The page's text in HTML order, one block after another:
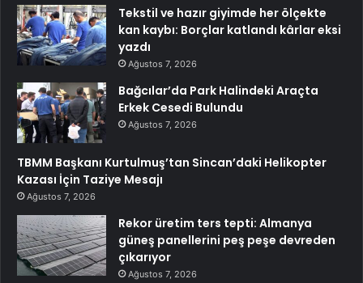
Tekstil ve hazır giyimde her ölçekte
kan kaybı: Borçlar katlandı kârlar eksi
yazdı
Ağustos 7, 2026
Bağcılar’da Park Halindeki Araçta
Erkek Cesedi Bulundu
Ağustos 7, 2026
TBMM Başkanı Kurtulmuş’tan Sincan’daki Helikopter
Kazası İçin Taziye Mesajı
Ağustos 7, 2026
Rekor üretim ters tepti: Almanya
güneş panellerini peş peşe devreden
çıkarıyor
Ağustos 7, 2026